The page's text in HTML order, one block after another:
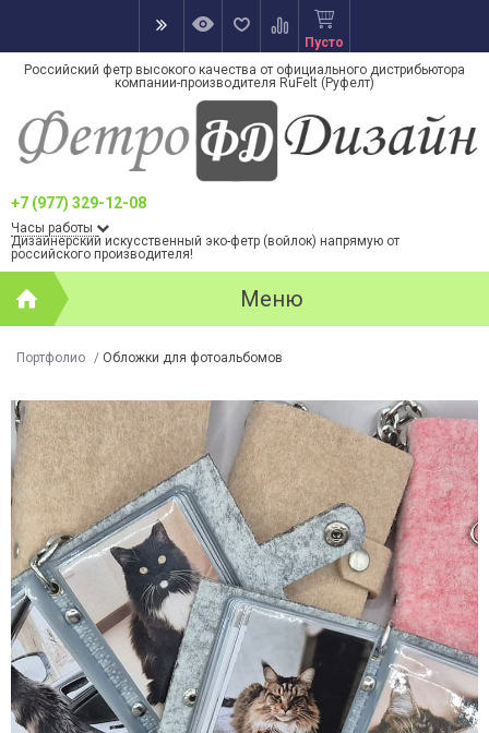
Пусто
Российский фетр высокого качества от официального дистрибьютора
компании-производителя RuFelt (Руфелт)
+7 (977) 329-12-08
Часы работы
Дизайнерский искусственный эко-фетр (войлок) напрямую от
российского производителя!
Меню
Портфолио / Обложки для фотоальбомов